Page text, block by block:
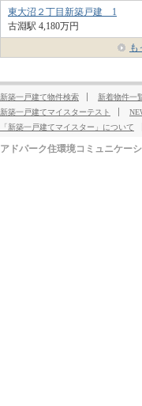
東大沼２丁目新築戸建 1
古淵駅 4,180万円
も
新築一戸建て物件検索 新着物件一
新築一戸建てマイスターテスト
「新築一戸建てマイスター」について
アドパーク住環境コミュニケー